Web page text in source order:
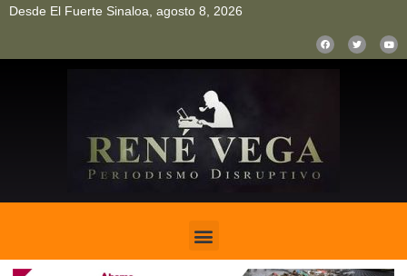
Desde El Fuerte Sinaloa, agosto 8, 2026